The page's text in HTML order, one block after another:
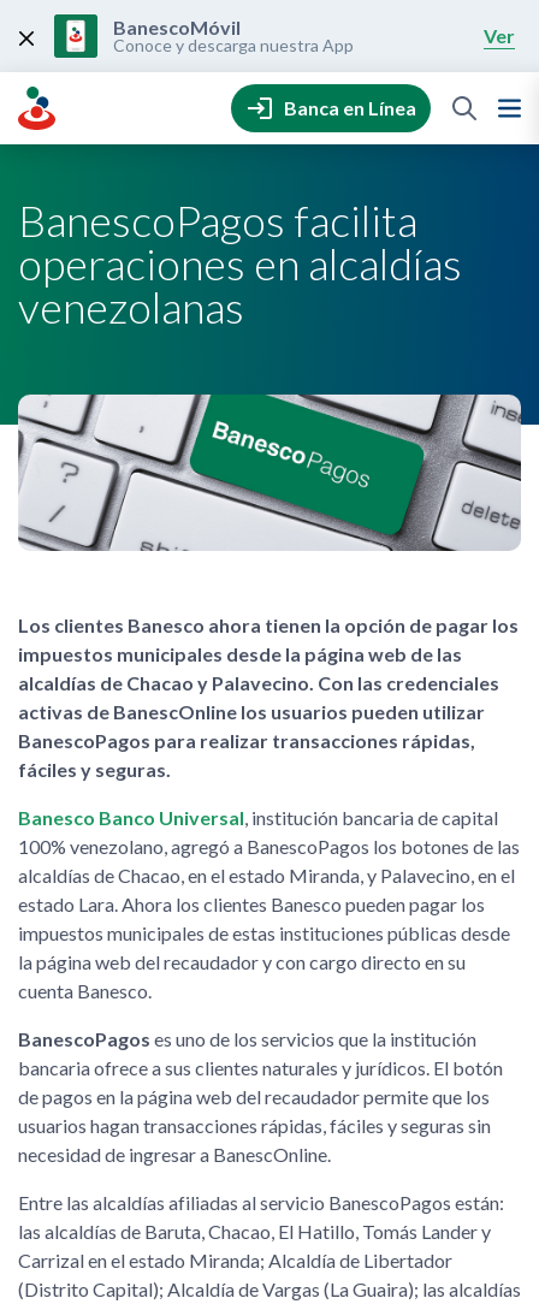
content
BanescoMóvil
Conoce y descarga nuestra App Ver
Banca en Línea
BanescoPagos facilita
operaciones en alcaldías
venezolanas
Los clientes Banesco ahora tienen la opción de pagar los
impuestos municipales desde la página web de las
alcaldías de Chacao y Palavecino. Con las credenciales
activas de BanescOnline los usuarios pueden utilizar
BanescoPagos para realizar transacciones rápidas,
fáciles y seguras.
Banesco Banco Universal , institución bancaria de capital
100% venezolano, agregó a BanescoPagos los botones de las
alcaldías de Chacao, en el estado Miranda, y Palavecino, en el
estado Lara. Ahora los clientes Banesco pueden pagar los
impuestos municipales de estas instituciones públicas desde
la página web del recaudador y con cargo directo en su
cuenta Banesco.
BanescoPagos es uno de los servicios que la institución
bancaria ofrece a sus clientes naturales y jurídicos. El botón
de pagos en la página web del recaudador permite que los
usuarios hagan transacciones rápidas, fáciles y seguras sin
necesidad de ingresar a BanescOnline.
Entre las alcaldías afiliadas al servicio BanescoPagos están:
las alcaldías de Baruta, Chacao, El Hatillo, Tomás Lander y
Carrizal en el estado Miranda; Alcaldía de Libertador
(Distrito Capital); Alcaldía de Vargas (La Guaira); las alcaldías